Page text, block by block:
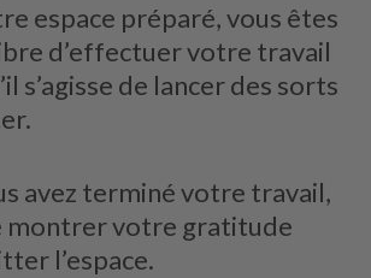
espace préparé, vous êtes
d’effectuer votre travail
s’agisse de lancer des sorts
avez terminé votre travail,
montrer votre gratitude
l’espace.